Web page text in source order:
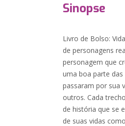
Sinopse
Livro de Bolso:
de personagens
personagem que
uma boa parte
passaram por sua
outros. Cada
de história que se
de suas vidas